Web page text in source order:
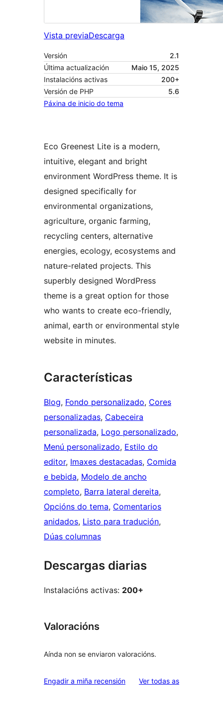
Vista previaDescarga
Versión
2.1
Última actualización
Maio 15, 2025
Instalacións activas
200+
Versión de PHP
5.6
Páxina de inicio do tema
Eco Greenest Lite is a modern,
intuitive, elegant and bright
environment WordPress theme. It is
designed specifically for
environmental organizations,
agriculture, organic farming,
recycling centers, alternative
energies, ecology, ecosystems and
nature-related projects. This
superbly designed WordPress
theme is a great option for those
who wants to create eco-friendly,
animal, earth or environmental style
website in minutes.
Características
Blog, Fondo personalizado, Cores
personalizadas, Cabeceira
personalizada, Logo personalizado
Menú personalizado, Estilo do
editor, Imaxes destacadas, Comida
e bebida, Modelo de ancho
completo, Barra lateral dereita
Opcións do tema, Comentarios
anidados, Listo para tradución
Dúas columnas
Descargas diarias
Instalacións activas: 200+
Valoracións
Aínda non se enviaron valoracións.
Engadir a miña recensión Ver todas asvaloracións